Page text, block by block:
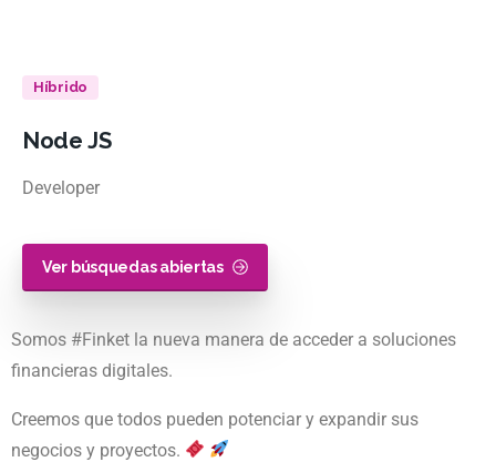
Híbrido
Node JS
Developer
Ver búsquedas abiertas
Somos #Finket la nueva manera de acceder a soluciones
financieras digitales.
Creemos que todos pueden potenciar y expandir sus
negocios y proyectos.